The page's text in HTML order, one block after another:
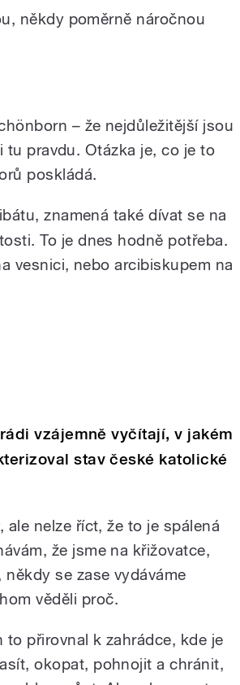
někdy poměrně náročnou
– že nejdůležitější jsou
tu pravdu. Otázka je, co je to
poskládá.
znamená také dívat se na
To je dnes hodně potřeba.
vesnici, nebo arcibiskupem na
vzájemně vyčítají, v jakém
stav české katolické
nelze říct, že to je spálená
že jsme na křižovatce,
se zase vydáváme
věděli proč.
to přirovnal k zahrádce, kde je
okopat, pohnojit a chránit,